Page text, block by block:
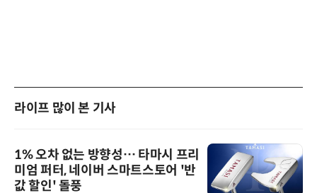
라이프 많이 본 기사
1% 오차 없는 방향성… 타마시 프리
미엄 퍼터, 네이버 스마트스토어 '반
값 할인' 돌풍